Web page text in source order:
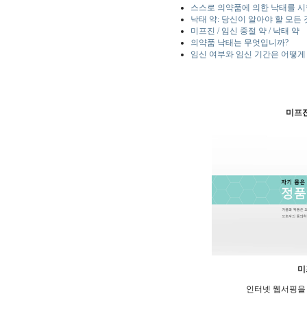
스스로 의약품에 의한 낙태를
낙태 약: 당신이 알아야 할 모든
미프진 / 임신 중절 약 / 낙태 약
의약품 낙태는 무엇입니까?
임신 여부와 임신 기간은 어떻
미프
인터넷 웹서핑